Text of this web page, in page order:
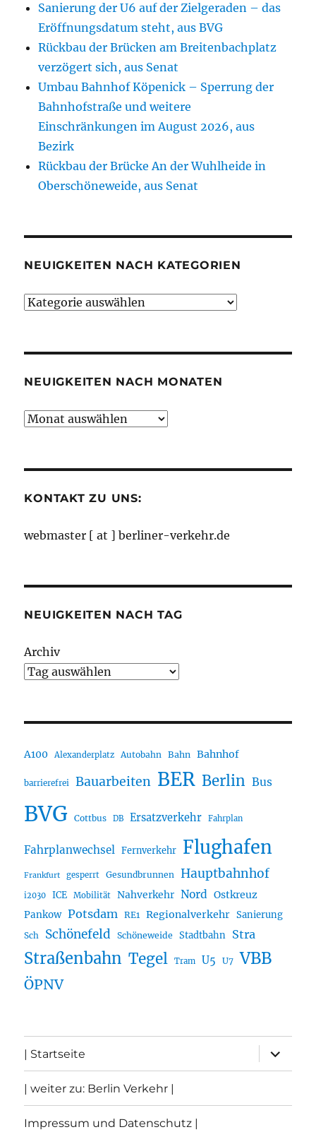
Sanierung der U6 auf der Zielgeraden – das
Eröffnungsdatum steht, aus BVG
Rückbau der Brücken am Breitenbachplatz
verzögert sich, aus Senat
Umbau Bahnhof Köpenick – Sperrung der
Bahnhofstraße und weitere
Einschränkungen im August 2026, aus
Bezirk
Rückbau der Brücke An der Wuhlheide in
Oberschöneweide, aus Senat
NEUIGKEITEN NACH KATEGORIEN
Neuigkeiten
NEUIGKEITEN NACH MONATEN
Neuigkeiten
KONTAKT ZU UNS:
webmaster [ at ] berliner-verkehr.de
NEUIGKEITEN NACH TAG
Archiv
A100 Alexanderplatz Autobahn Bahn Bahnhof
barrierefrei Bauarbeiten BER Berlin Bus
BVG Cottbus DB Ersatzverkehr Fahrplan
Fahrplanwechsel Fernverkehr Flughafen
Frankfurt gesperrt Gesundbrunnen Hauptbahnhof
i2030 ICE Mobilität Nahverkehr Nord Ostkreuz
Pankow Potsdam RE1 Regionalverkehr Sanierung
Sch Schönefeld Schöneweide Stadtbahn Stra
Straßenbahn Tegel Tram U5 U7 VBB
ÖPNV
| Startseite
öffnen
| weiter zu: Berlin Verkehr |
Impressum und Datenschutz |